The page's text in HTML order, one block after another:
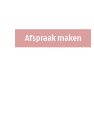
Afspraak maken